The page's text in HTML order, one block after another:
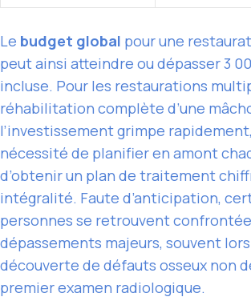
Le budget global pour une
peut ainsi atteindre ou dépasser 3
incluse. Pour les restaurations
réhabilitation complète d’une
l’investissement grimpe
nécessité de planifier en amont
d’obtenir un plan de traitement
intégralité. Faute d’anticipation,
personnes se retrouvent
dépassements majeurs, souvent
découverte de défauts osseux non
premier examen radiologique.